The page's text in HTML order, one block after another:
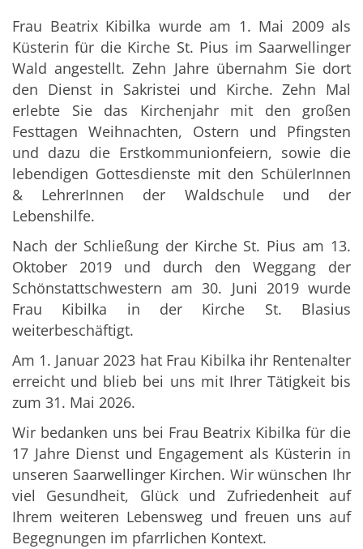
Frau Beatrix Kibilka wurde am 1. Mai 2009 als
Küsterin für die Kirche St. Pius im Saarwellinger
Wald angestellt. Zehn Jahre übernahm Sie dort
den Dienst in Sakristei und Kirche. Zehn Mal
erlebte Sie das Kirchenjahr mit den großen
Festtagen Weihnachten, Ostern und Pfingsten
und dazu die Erstkommunionfeiern, sowie die
lebendigen Gottesdienste mit den SchülerInnen
& LehrerInnen der Waldschule und der
Lebenshilfe.
Nach der Schließung der Kirche St. Pius am 13.
Oktober 2019 und durch den Weggang der
Schönstattschwestern am 30. Juni 2019 wurde
Frau Kibilka in der Kirche St. Blasius
weiterbeschäftigt.
Am 1. Januar 2023 hat Frau Kibilka ihr Rentenalter
erreicht und blieb bei uns mit Ihrer Tätigkeit bis
zum 31. Mai 2026.
Wir bedanken uns bei Frau Beatrix Kibilka für die
17 Jahre Dienst und Engagement als Küsterin in
unseren Saarwellinger Kirchen. Wir wünschen Ihr
viel Gesundheit, Glück und Zufriedenheit auf
Ihrem weiteren Lebensweg und freuen uns auf
Begegnungen im pfarrlichen Kontext.